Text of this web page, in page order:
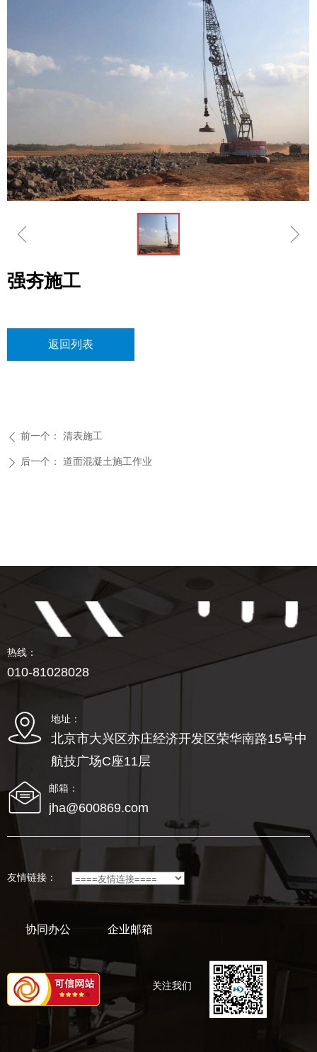
ꁆ ꁇ
强夯施工
返回列表
ꄴ 前一个： 清表施工
ꄲ 后一个： 道面混凝土施工作业
热线：
010-81028028
地址：
北京市大兴区亦庄经济开发区荣华南路15号中
航技广场C座11层
邮箱：
jha@600869.com
友情链接：
协同办公 企业邮箱
关注我们